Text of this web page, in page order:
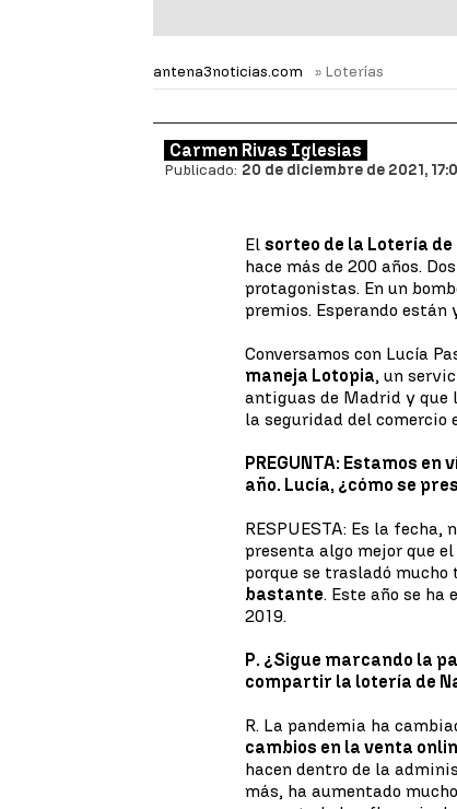
antena3noticias.com » Loterías
Carmen Rivas Iglesias
Publicado: 20 de diciembre de 2021,
Elsorteo de la Lotería de
hace más de 200 años.
protagonistas. En un
premios. Esperando están
Conversamos con Lucía
maneja Lotopia, un
antiguas de Madrid y que
la seguridad del comercio
PREGUNTA: Estamos
año. Lucía, ¿cómo se
RESPUESTA: Es la fecha,
presenta algo mejor que
porque se trasladó
bastante. Este año se ha
2019.
P. ¿Sigue marcando la
compartir la lotería de
R. La pandemia ha
cambios en la venta
hacen dentro de la
más, ha aumentado